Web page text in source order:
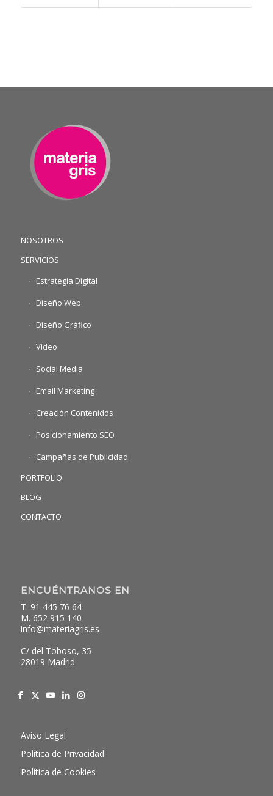
NOSOTROS
SERVICIOS
Estrategia Digital
Diseño Web
Diseño Gráfico
Vídeo
Social Media
Email Marketing
Creación Contenidos
Posicionamiento SEO
Campañas de Publicidad
PORTFOLIO
BLOG
CONTACTO
ENCUÉNTRANOS EN
T. 91 445 76 64
M. 652 915 140
info@materiagris.es
C/ del Toboso, 35
28019 Madrid
Aviso Legal
Política de Privacidad
Política de Cookies